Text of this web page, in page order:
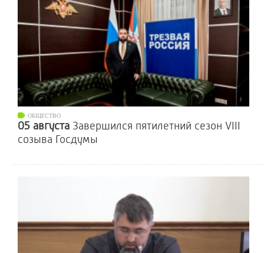
ОБЩЕСТВО
05 августа Завершился пятилетний сезон VIII
созыва Госдумы